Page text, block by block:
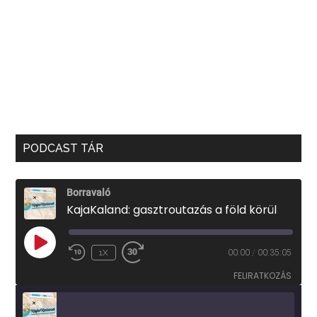
PODCAST TÁR
Borravaló
KajaKaland: gasztroutazás a föld körül
PLAY
EPISODE
1X 00:00 / 00:35:05
FELIRATKOZÁS